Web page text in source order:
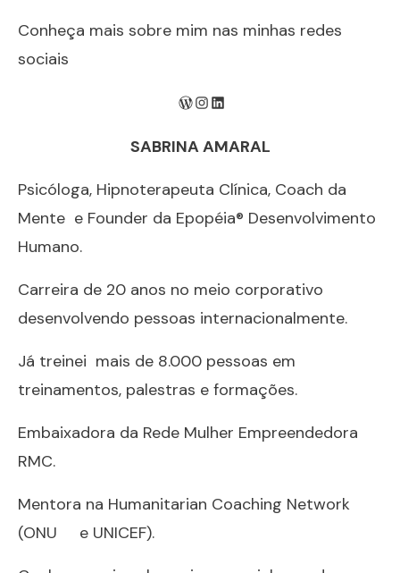
Conheça mais sobre mim nas minhas redes
sociais
W
o
d
P
e
s
I
n
t
a
r
a
L
i
k
e
I
n
SABRINA AMARAL
Psicóloga, Hipnoterapeuta Clínica, Coach da
Mente e Founder da Epopéia® Desenvolvimento
Humano.
Carreira de 20 anos no meio corporativo
desenvolvendo pessoas internacionalmente.
Já treinei mais de 8.000 pessoas em
treinamentos, palestras e formações.
Embaixadora da Rede Mulher Empreendedora
RMC.
Mentora na Humanitarian Coaching Network
(ONU e UNICEF).